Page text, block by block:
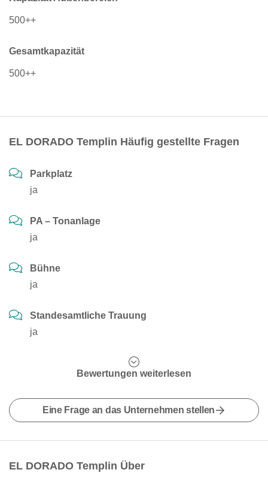
500++
Gesamtkapazität
500++
EL DORADO Templin Häufig gestellte Fragen
Parkplatz
ja
PA – Tonanlage
ja
Bühne
ja
Standesamtliche Trauung
ja
Bewertungen weiterlesen
Eine Frage an das Unternehmen stellen
EL DORADO Templin Über